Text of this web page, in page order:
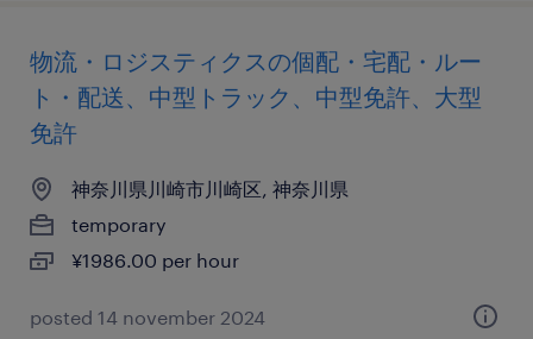
物流・ロジスティクスの個配・宅配・ルー
ト・配送、中型トラック、中型免許、大型
免許
神奈川県川崎市川崎区, 神奈川県
temporary
¥1986.00 per hour
posted 14 november 2024